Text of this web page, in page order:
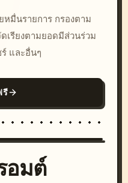
มื่นรายการ กรองตาม
เรียงตามยอดมีส่วนร่วม
และอื่นๆ
รี
อมต์